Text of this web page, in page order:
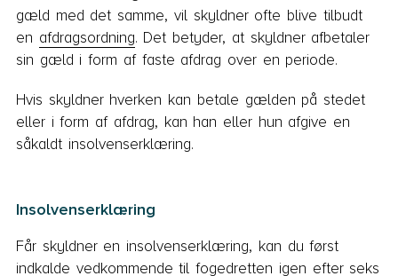
gæld med det samme, vil skyldner ofte blive tilbudt
en afdragsordning. Det betyder, at skyldner afbetaler
sin gæld i form af faste afdrag over en periode.
Hvis skyldner hverken kan betale gælden på stedet
eller i form af afdrag, kan han eller hun afgive en
såkaldt insolvenserklæring.
Insolvenserklæring
Får skyldner en insolvenserklæring, kan du først
indkalde vedkommende til fogedretten igen efter seks